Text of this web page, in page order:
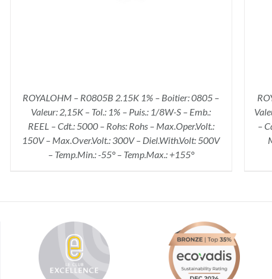
ROYALOHM – R0805B 2.15K 1% – Boitier: 0805 –
Valeur: 2,15K – Tol.: 1% – Puis.: 1/8W-S – Emb.:
REEL – Cdt.: 5000 – Rohs: Rohs – Max.Oper.Volt.:
150V – Max.Over.Volt.: 300V – Diel.With.Volt: 500V
– Temp.Min.: -55° – Temp.Max.: +155°
–